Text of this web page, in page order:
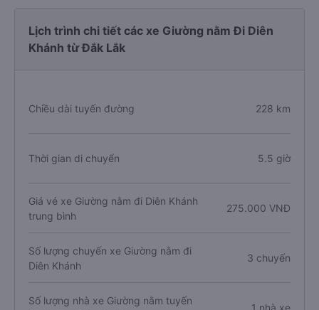
Lịch trình chi tiết các xe Giường nằm Đi Diên
Khánh từ Đắk Lắk
Chiều dài tuyến đường 228 km
Thời gian di chuyển 5.5 giờ
Giá vé xe Giường nằm đi Diên Khánh
trung bình
275.000 VNĐ
Số lượng chuyến xe Giường nằm đi
Diên Khánh
3 chuyến
Số lượng nhà xe Giường nằm tuyến
1 nhà xe